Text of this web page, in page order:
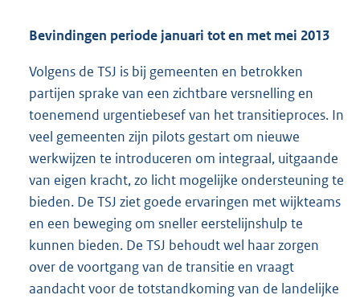
Bevindingen periode januari tot en met mei 2013
Volgens de TSJ is bij gemeenten en betrokken
partijen sprake van een zichtbare versnelling en
toenemend urgentiebesef van het transitieproces. In
veel gemeenten zijn pilots gestart om nieuwe
werkwijzen te introduceren om integraal, uitgaande
van eigen kracht, zo licht mogelijke ondersteuning te
bieden. De TSJ ziet goede ervaringen met wijkteams
en een beweging om sneller eerstelijnshulp te
kunnen bieden. De TSJ behoudt wel haar zorgen
over de voortgang van de transitie en vraagt
aandacht voor de totstandkoming van de landelijke